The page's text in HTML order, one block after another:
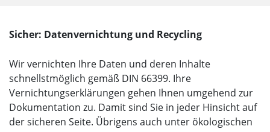
Sicher: Datenvernichtung und Recycling
Wir vernichten Ihre Daten und deren Inhalte
schnellstmöglich gemäß DIN 66399. Ihre
Vernichtungserklärungen gehen Ihnen umgehend zur
Dokumentation zu. Damit sind Sie in jeder Hinsicht auf
der sicheren Seite. Übrigens auch unter ökologischen